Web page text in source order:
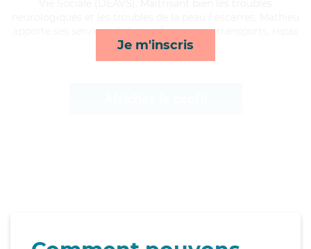
Je m'inscris
apporte ses services de lessive/repassage, transports, repas
et lever/coucher*